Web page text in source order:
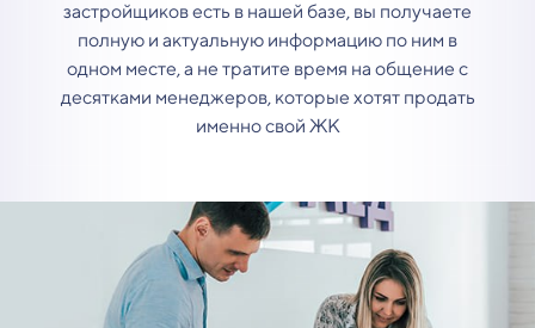
застройщиков есть в нашей базе, вы получаете
полную и актуальную информацию по ним в
одном месте, а не тратите время на общение с
десятками менеджеров, которые хотят продать
именно свой ЖК